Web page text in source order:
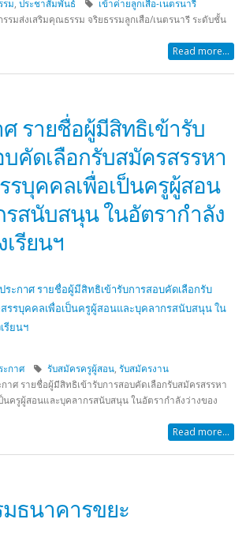
รม ,ประชาสัมพันธ์
เข้าค่ายลูกเสือ-เนตรนารี
รมส่งเสริมคุณธรรม จริยธรรมลูกเสือ/เนตรนารี ระดับชั้น
Read more...
รายชื่อผู้มีสิทธิเข้ารับ
คัดเลือกรับสมัครสรรหา
รบุคคลเพื่อเป็นครูผู้สอน
สนับสนุน ในอัตรากำลัง
เรียนฯ
ประกาศ รายชื่อผู้มีสิทธิเข้ารับการสอบคัดเลือกรับ
รรบุคคลเพื่อเป็นครูผู้สอนและบุคลากรสนับสนุน ใน
รียนฯ
ะกาศ รับสมัครครูผู้สอน ,รับสมัครงาน
าศ รายชื่อผู้มีสิทธิเข้ารับการสอบคัดเลือกรับสมัครสรรหา
นครูผู้สอนและบุคลากรสนับสนุน ในอัตรากำลังว่างของ
Read more...
ธนาคารขยะ